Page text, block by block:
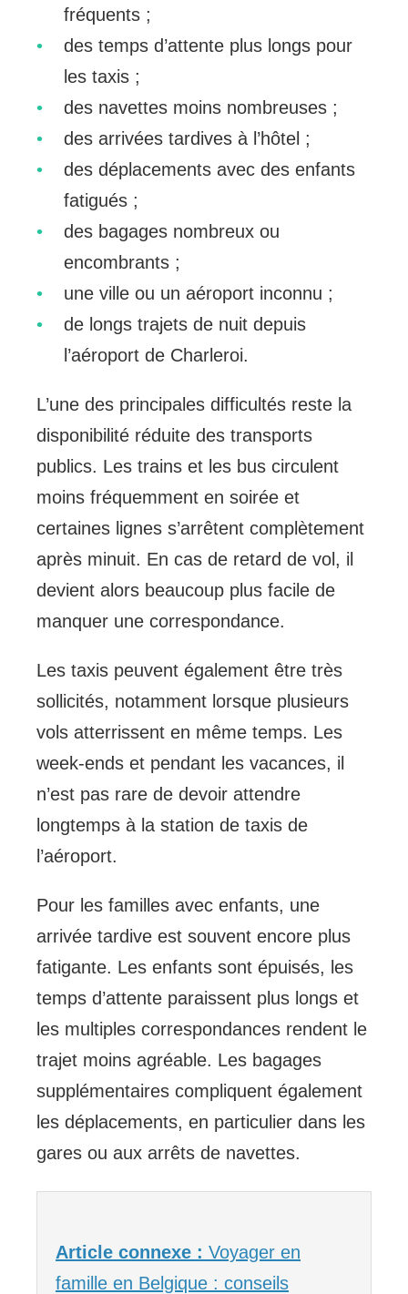
fréquents ;
des temps d’attente plus longs pour
les taxis ;
des navettes moins nombreuses ;
des arrivées tardives à l’hôtel ;
des déplacements avec des enfants
fatigués ;
des bagages nombreux ou
encombrants ;
une ville ou un aéroport inconnu ;
de longs trajets de nuit depuis
l’aéroport de Charleroi.
L’une des principales difficultés reste la
disponibilité réduite des transports
publics. Les trains et les bus circulent
moins fréquemment en soirée et
certaines lignes s’arrêtent complètement
après minuit. En cas de retard de vol, il
devient alors beaucoup plus facile de
manquer une correspondance.
Les taxis peuvent également être très
sollicités, notamment lorsque plusieurs
vols atterrissent en même temps. Les
week-ends et pendant les vacances, il
n’est pas rare de devoir attendre
longtemps à la station de taxis de
l’aéroport.
Pour les familles avec enfants, une
arrivée tardive est souvent encore plus
fatigante. Les enfants sont épuisés, les
temps d’attente paraissent plus longs et
les multiples correspondances rendent le
trajet moins agréable. Les bagages
supplémentaires compliquent également
les déplacements, en particulier dans les
gares ou aux arrêts de navettes.
Article connexe : Voyager en
famille en Belgique : conseils